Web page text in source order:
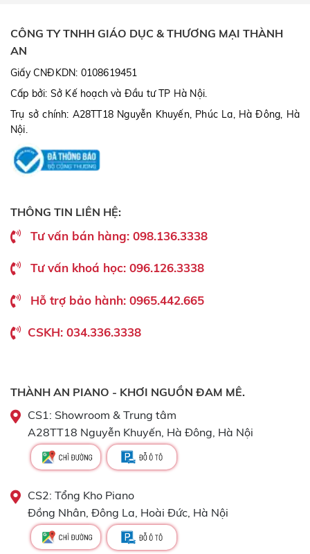
CÔNG TY TNHH GIÁO DỤC & THƯƠNG MẠI THÀNH
AN
Giấy CNĐKDN: 0108619451
Cấp bởi: Sở Kế hoạch và Đầu tư TP Hà Nội.
Trụ sở chính: A28TT18 Nguyễn Khuyến, Phúc La, Hà Đông, Hà
Nội.
THÔNG TIN LIÊN HỆ:
Tư vấn bán hàng: 098.136.3338
Tư vấn khoá học: 096.126.3338
Hỗ trợ bảo hành: 0965.442.665
CSKH: 034.336.3338
THÀNH AN PIANO - KHƠI NGUỒN ĐAM MÊ.
CS1: Showroom & Trung tâm
A28TT18 Nguyễn Khuyến, Hà Đông, Hà Nội
CS2: Tổng Kho Piano
Đồng Nhân, Đông La, Hoài Đức, Hà Nội